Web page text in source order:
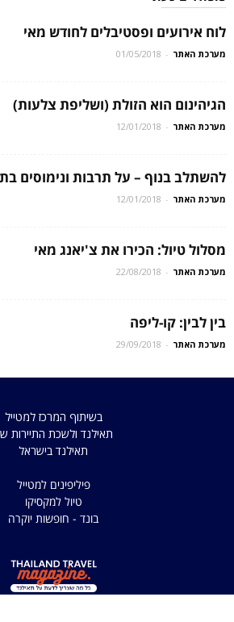
לוח אירועים ופסטיבלים לחודש מאי
מערכת האתר -
01/05/2018
הגיהינום הוא הזולת (ושליפת צלעות)
מערכת האתר -
12/01/2018
להשתלב בנוף – על תרבות ונימוסים
מערכת האתר -
12/01/2018
מסלול טיול: הכירו את צ'יאנג מאי
מערכת האתר -
22/08/2018
בין לבין: קו-ליפה
מערכת האתר -
29/09/2018
בשיתוף המרכז למטייל
תאילנד ולשכת התיירות
תאילנד בישראל
פיליפינים למטייל
טיול למקסיקו
בונד - חופשות יוקרה